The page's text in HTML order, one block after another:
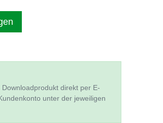
direkt per E-
unter der jeweiligen